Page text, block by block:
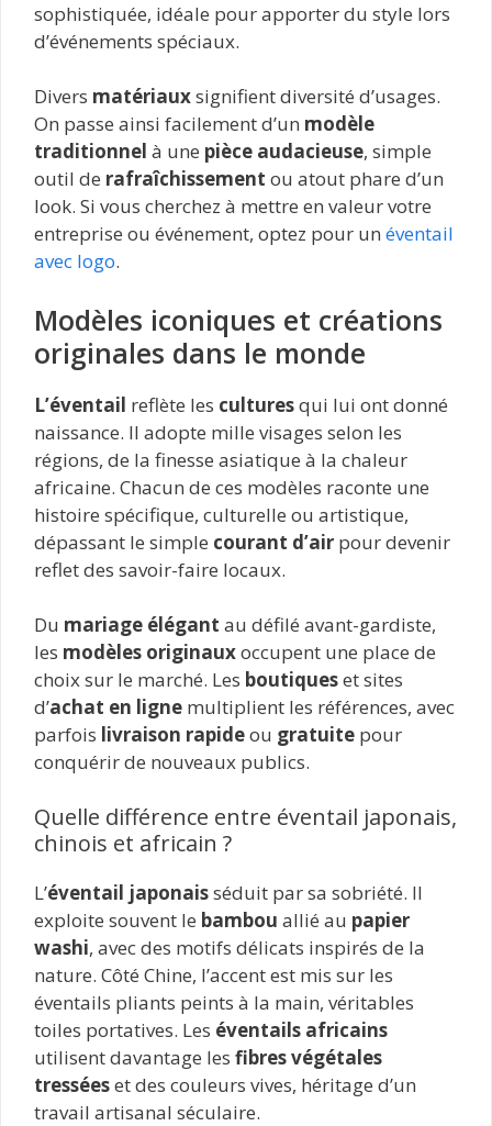
sophistiquée, idéale pour apporter du style lors
d’événements spéciaux.
Divers matériauxsignifient diversité d’usages.
On passe ainsi facilement d’un modèle
traditionnel à une pièce audacieuse, simple
outil de rafraîchissement ou atout phare d’un
look. Si vous cherchez à mettre en valeur votre
entreprise ou événement, optez pour un éventail
avec logo.
Modèles iconiques et créations
originales dans le monde
L’éventail reflète les culturesqui lui ont donné
naissance. Il adopte mille visages selon les
régions, de la finesse asiatique à la chaleur
africaine. Chacun de ces modèles raconte une
histoire spécifique, culturelle ou artistique,
dépassant le simple courant d’air pour devenir
reflet des savoir-faire locaux.
Du mariage élégant au défilé avant-gardiste,
les modèles originauxoccupent une place de
choix sur le marché. Les boutiqueset sites
d’achat en ligne multiplient les références, avec
parfois livraison rapideou gratuite pour
conquérir de nouveaux publics.
Quelle différence entre éventail japonais,
chinois et africain ?
L’éventail japonaisséduit par sa sobriété. Il
exploite souvent le bambou allié au papier
washi, avec des motifs délicats inspirés de la
nature. Côté Chine, l’accent est mis sur les
éventails pliants peints à la main, véritables
toiles portatives. Les éventails africains
utilisent davantage les fibres végétales
tresséeset des couleurs vives, héritage d’un
travail artisanal séculaire.